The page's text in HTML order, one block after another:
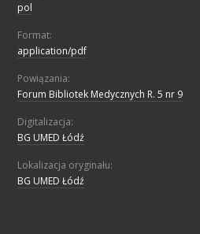
pol
Format:
application/pdf
Powiązania:
Forum Bibliotek Medycznych R. 5 nr 9
Digitalizacja:
BG UMED Łódź
Lokalizacja oryginału:
BG UMED Łódź